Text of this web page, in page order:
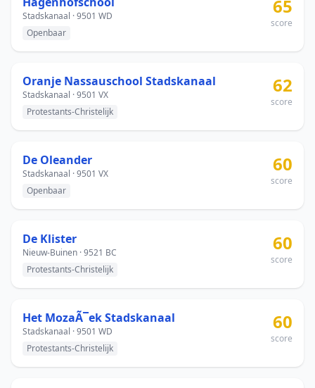
Stadskanaal · 9501 WD
Openbaar
65
score
Oranje Nassauschool Stadskanaal
Stadskanaal · 9501 VX
Protestants-Christelijk
62
score
De Oleander
Stadskanaal · 9501 VX
Openbaar
60
score
De Klister
Nieuw-Buinen · 9521 BC
Protestants-Christelijk
60
score
Het MozaÃ¯ek Stadskanaal
Stadskanaal · 9501 WD
Protestants-Christelijk
60
score